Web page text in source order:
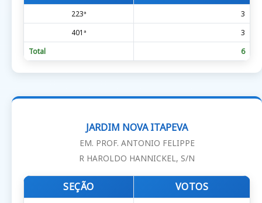
223ª
3
401ª
3
Total
6
JARDIM NOVA ITAPEVA
EM. PROF. ANTONIO FELIPPE
R HAROLDO HANNICKEL, S/N
SEÇÃO VOTOS